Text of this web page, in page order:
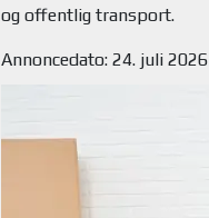
Annoncedato: 24. juli 2026